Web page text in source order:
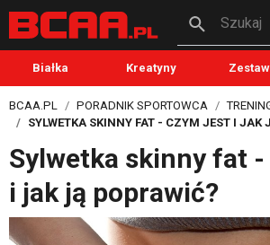
Szukaj
Białka Kreatyny
BCAA.PL PORADNIK SPORTOWCA
SYLWETKA SKINNY FAT - CZYM JEST I JAK
Sylwetka skinny fat
i jak ją poprawić?